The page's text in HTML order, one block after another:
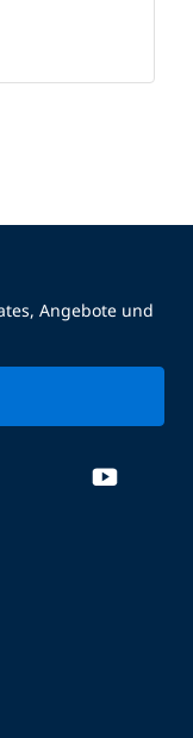
Angebote und